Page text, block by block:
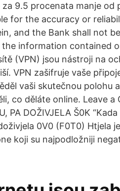
9.5 procenata manje od
for the accuracy or
and the Bank shall not
information contained
(VPN) jsou nástroji na
VPN zašifruje vaše
vaši skutečnou polohu
co děláte online. Leave a
PA DOŽIVJELA Š0K
0V0 (F0T0) Htjela
koji su najpodložniji